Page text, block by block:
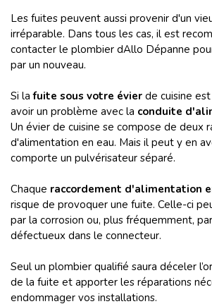
Les fuites peuvent aussi provenir d'un
irréparable. Dans tous les cas, il est
contacter le plombier dAllo Dépanne
par un nouveau.
Si lafuite sous votre évier de cuisine
avoir un problème avec la conduite
Un évier de cuisine se compose de deux
d'alimentation en eau. Mais il peut y en
comporte un pulvérisateur séparé.
Chaque raccordement d'alimentation
risque de provoquer une fuite. Celle-ci
par la corrosion ou, plus fréquemment,
défectueux dans le connecteur.
Seul un plombier qualifié saura déceler
de la fuite et apporter les réparations
endommager vos installations.